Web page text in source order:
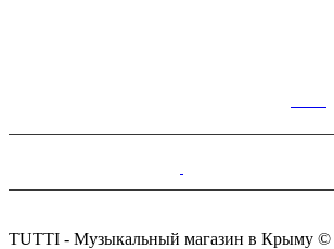
TUTTI - Музыкальный магазин в Крыму ©